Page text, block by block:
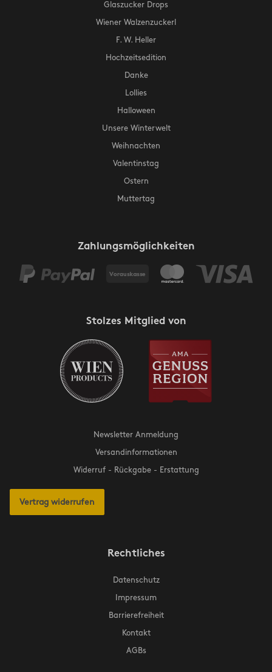
Glaszucker Drops
Wiener Walzenzuckerl
F. W. Heller
Hochzeitsedition
Danke
Lollies
Halloween
Unsere Winterwelt
Weihnachten
Valentinstag
Ostern
Muttertag
Zahlungsmöglichkeiten
Stolzes Mitglied von
Newsletter Anmeldung
Versandinformationen
Widerruf - Rückgabe - Erstattung
Vertrag widerrufen
Rechtliches
Datenschutz
Impressum
Barrierefreiheit
Kontakt
AGBs